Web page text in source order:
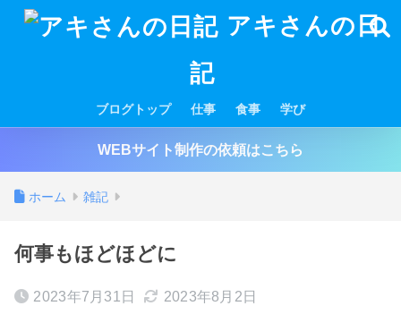
アキさんの日
記
ブログトップ 仕事 食事 学び
WEBサイト制作の依頼はこちら
ホーム 雑記
何事もほどほどに
2023年7月31日 2023年8月2日